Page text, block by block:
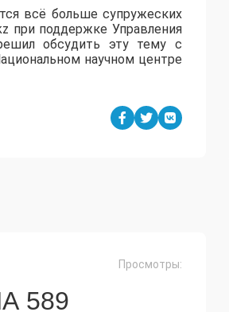
всё больше супружеских
при поддержке Управления
обсудить эту тему с
научном центре
Просмотры:
589